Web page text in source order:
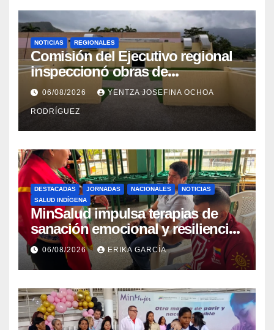
NOTICIAS REGIONALES
Comisión del Ejecutivo regional
inspeccionó obras de
recuperación en la Maternidad
Integral Aragua
06/08/2026 YENTZA JOSEFINA OCHOA
RODRÍGUEZ
DESTACADAS JORNADAS NACIONALES
NOTICIAS
SALUD INDÍGENA
MinSalud impulsa terapias de
sanación emocional y resiliencia
post-sismo junto a comunidades
indígenas en Caracas
06/08/2026 ERIKA GARCÍA